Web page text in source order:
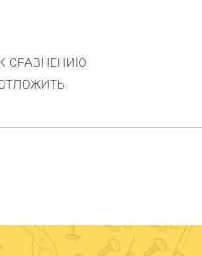
СРАВНЕНИЮ